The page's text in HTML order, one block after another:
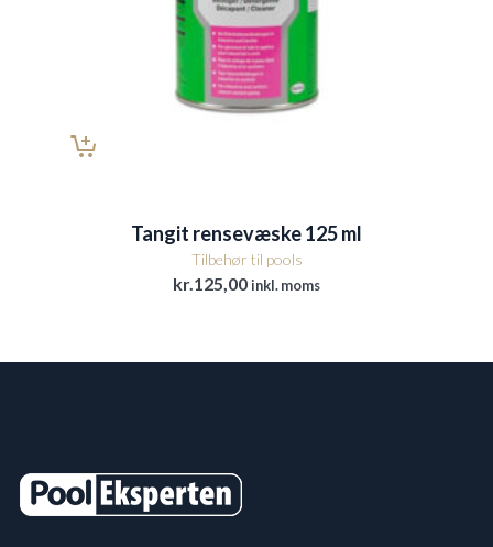
Tangit rensevæske 125 ml
Tilbehør til pools
kr.125,00inkl. moms